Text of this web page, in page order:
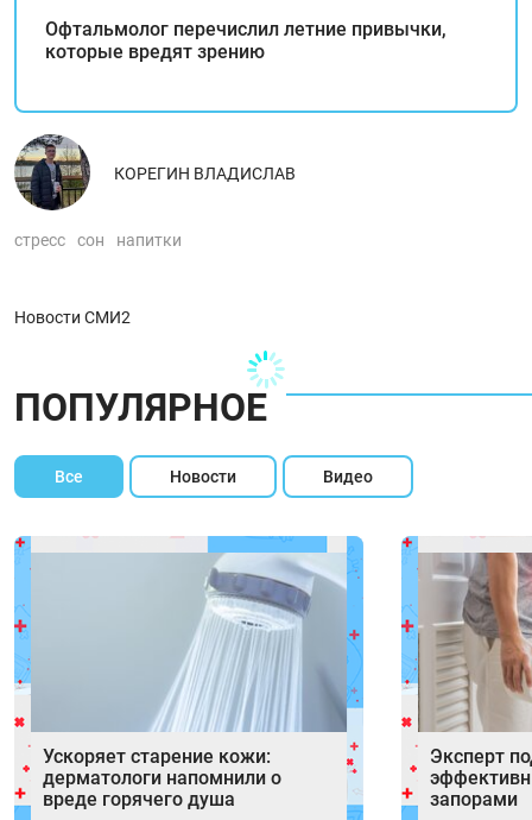
Офтальмолог перечислил летние привычки,
которые вредят зрению
КОРЕГИН ВЛАДИСЛАВ
стресс сон напитки
Новости СМИ2
ПОПУЛЯРНОЕ
Все Новости Видео
Ускоряет старение кожи:
дерматологи напомнили о
вреде горячего душа
Эксперт
запорами